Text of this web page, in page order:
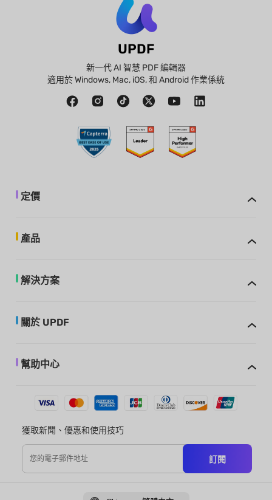
UPDF
新一代 AI 智慧 PDF 編輯器
適用於 Windows, Mac, iOS, 和 Android 作業係統
定價
產品
解決方案
關於 UPDF
幫助中心
獲取新聞、優惠和使用技巧
訂閱